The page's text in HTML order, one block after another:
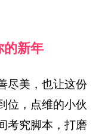
的新年
尽美，也让这份
位，点维的小伙
考究脚本，打磨